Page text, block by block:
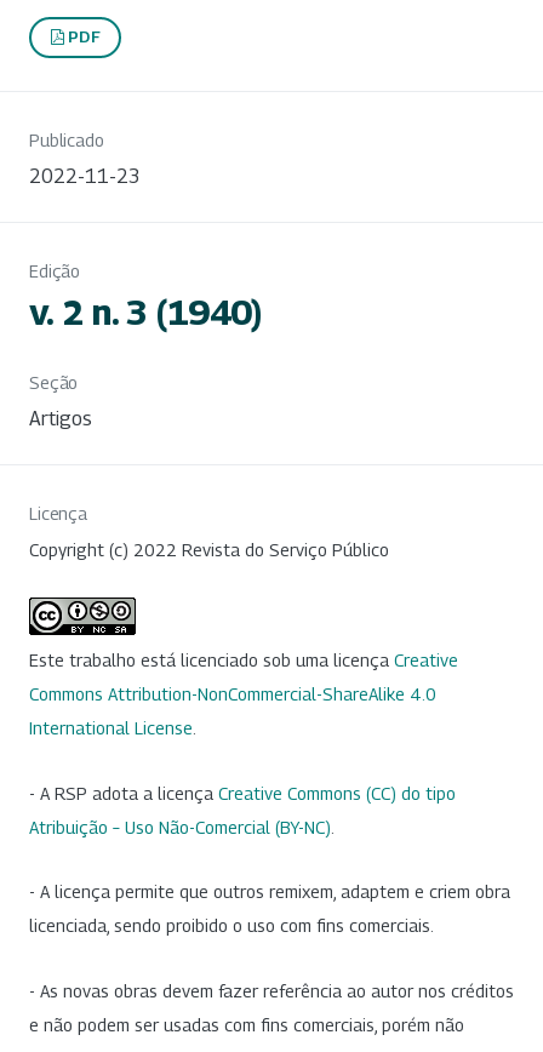
PDF
Publicado
2022-11-23
Edição
v. 2 n. 3 (1940)
Seção
Artigos
Licença
Copyright (c) 2022 Revista do Serviço Público
Este trabalho está licenciado sob uma licença Creative
Commons Attribution-NonCommercial-ShareAlike 4.0
International License
- A RSP adota a licença Creative Commons (CC) do tipo
Atribuição – Uso Não-Comercial (BY-NC)
- A licença permite que outros remixem, adaptem e criem obra
licenciada, sendo proibido o uso com fins comerciais.
- As novas obras devem fazer referência ao autor nos créditos
e não podem ser usadas com fins comerciais, porém não